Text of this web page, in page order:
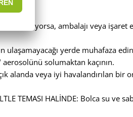
gerekiyorsa, ambalajı veya işaret
ulaşamayacağı yerde muhafaza
aerosolünü solumaktan kaçının.
alanda veya iyi havalandırılan bir
TEMASI HALİNDE: Bolca su ve